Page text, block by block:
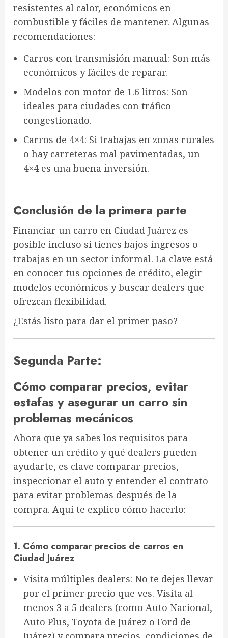
resistentes al calor, económicos en
combustible y fáciles de mantener. Algunas
recomendaciones:
Carros con transmisión manual: Son más
económicos y fáciles de reparar.
Modelos con motor de 1.6 litros: Son
ideales para ciudades con tráfico
congestionado.
Carros de 4×4: Si trabajas en zonas rurales
o hay carreteras mal pavimentadas, un
4×4es una buena inversión.
Conclusión de la primera parte
Financiar un carro en Ciudad Juárez es
posible incluso si tienes bajos ingresos o
trabajas en un sector informal. La clave está
en conocer tus opciones de crédito, elegir
modelos económicos y buscar dealers que
ofrezcan flexibilidad.
¿Estás listo para dar el primer paso?
Segunda Parte:
Cómo comparar precios, evitar
estafas y asegurar un carro sin
problemas mecánicos
Ahora que ya sabes los requisitos para
obtener un crédito y qué dealers pueden
ayudarte, es clave comparar precios,
inspeccionar el auto y entender el contrato
para evitar problemas después de la
compra. Aquí te explico cómo hacerlo:
1. Cómo comparar precios de carros en
Ciudad Juárez
Visita múltiples dealers: No te dejes llevar
por el primer precio que ves. Visita al
menos 3 a 5 dealers (como Auto Nacional,
Auto Plus, Toyota de Juárez o Ford de